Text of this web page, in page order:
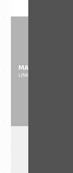
MAITRE D'ŒUVRE
LINKIBAT